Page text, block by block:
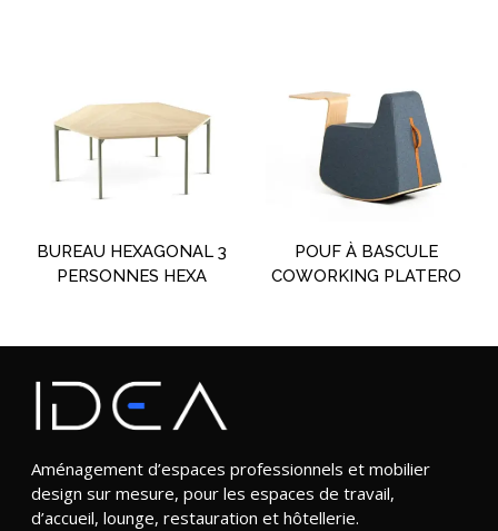
BUREAU HEXAGONAL 3
PERSONNES HEXA
POUF À BASCULE
COWORKING PLATERO
Aménagement d’espaces professionnels et mobilier
design sur mesure, pour les espaces de travail,
d’accueil, lounge, restauration et hôtellerie.